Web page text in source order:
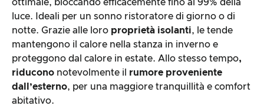
ottimale, bloccando efficacemente fino al 99% della
luce. Ideali per un sonno ristoratore di giorno o di
notte. Grazie alle loro proprietà isolanti, le tende
mantengono il calore nella stanza in inverno e
proteggono dal calore in estate. Allo stesso tempo,
riducono notevolmente il rumore proveniente
dall’esterno, per una maggiore tranquillità e comfort
abitativo.